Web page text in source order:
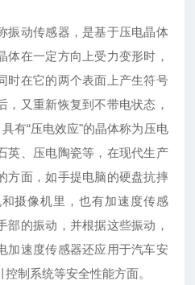
振动传感器，是基于压电晶体
体在一定方向上受力变形时，
时在它的两个表面上产生符号
，又重新恢复到不带电状态，
有“压电效应"的晶体称为压电
英、压电陶瓷等，在现代生产
方面，如手提电脑的硬盘抗摔
摄像机里，也有加速度传感
部的振动，并根据这些振动，
加速度传感器还应用于汽车安
制系统等安全性能方面。